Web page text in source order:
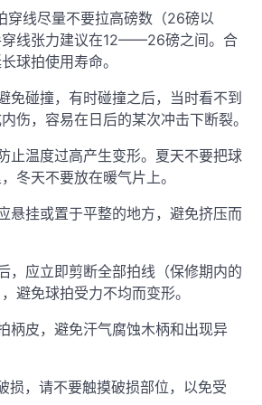
穿线尽量不要拉高磅数（26磅以
穿线张力建议在12——26磅之间。合
球拍使用寿命。
免碰撞，有时碰撞之后，当时看不到
伤，容易在日后的某次冲击下断裂。
止温度过高产生变形。夏天不要把球
冬天不要放在暖气片上。
悬挂或置于平整的地方，避免挤压而
，应立即剪断全部拍线（保修期内的
避免球拍受力不均而变形。
柄皮，避免汗气腐蚀木柄和出现异
损，请不要触摸破损部位，以免受